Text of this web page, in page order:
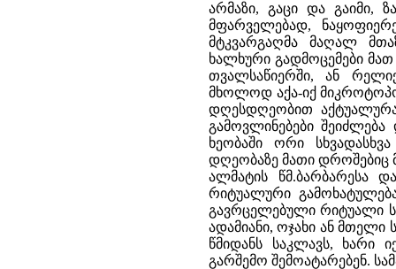
არმაზი, გაცი და გაიმი,
მფარველებად,
მტკვარგაღმა მაღალ
ხალხური გადმოცემები
თვალსაწიერში, ან
მხოლოდ აქა-იქ
დღესდღეობით
გამოვლინებები
ხეობაში ორი
დღეობაზე მათი დროშებიც
ალმატის წმ.ბარბარესა
რიტუალური
გავრცელებული რიტუალი
ადამიანი, ოჯახი ან
წმიდანს საკლავს, ხარი
გარშემო შემოატარებენ.